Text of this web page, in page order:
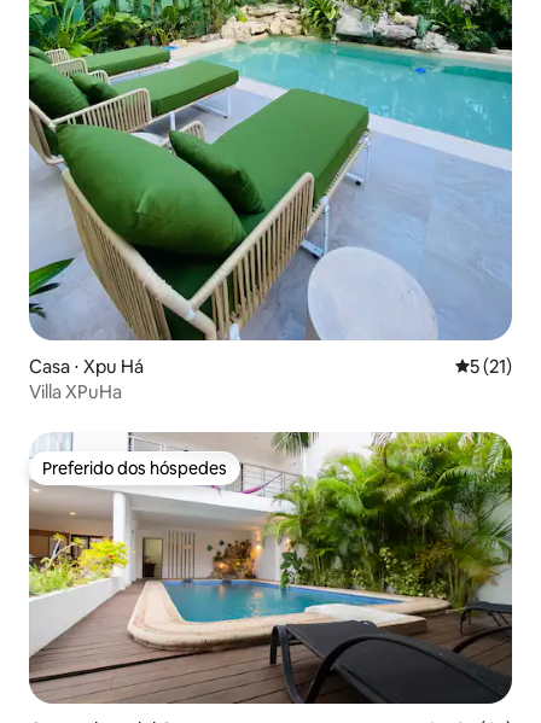
Casa ⋅ Xpu Há 5 de uma
5 (21)
Villa XPuHa
Preferido dos hóspedes
Preferido dos hóspedes